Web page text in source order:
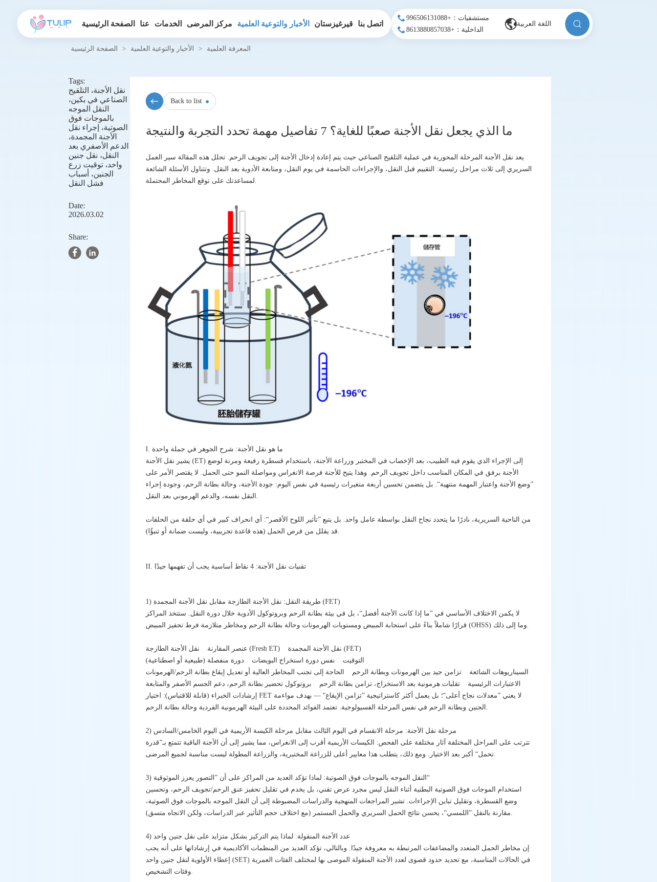
الصفحة الرئيسية عنا الخدمات مركز المرضى الأخبار والتوعية العلمية قيرغيزستان اتصل بنا
مستشفيات：+996506131088
الداخلية：+8613880857038
اللغة العربية
الصفحة الرئيسية > الأخبار والتوعية العلمية > المعرفة العلمية
Tags:
نقل الأجنة، التلقيح
الصناعي في بكين،
النقل الموجه
بالموجات فوق
الصوتية، إجراء نقل
الأجنة المجمدة،
الدعم الأصفري بعد
النقل، نقل جنين
واحد، توقيت زرع
الجنين، أسباب
فشل النقل
Date:
2026.03.02
Share:
Back to list
ما الذي يجعل نقل الأجنة صعبًا للغاية؟ 7 تفاصيل مهمة تحدد التجربة والنتيجة
يعد نقل الأجنة المرحلة المحورية في عملية التلقيح الصناعي حيث يتم إعادة إدخال الأجنة إلى تجويف الرحم. تحلل هذه المقالة سير العمل
السريري إلى ثلاث مراحل رئيسية: التقييم قبل النقل، والإجراءات الحاسمة في يوم النقل، ومتابعة الأدوية بعد النقل. وتتناول الأسئلة الشائعة
لمساعدتك على توقع المخاطر المحتملة.
I. ما هو نقل الأجنة: شرح الجوهر في جملة واحدة
يشير نقل الأجنة (ET) إلى الإجراء الذي يقوم فيه الطبيب، بعد الإخصاب في المختبر وزراعة الأجنة، باستخدام قسطرة رفيعة ومرنة لوضع
الأجنة برفق في المكان المناسب داخل تجويف الرحم. وهذا يتيح للأجنة فرصة الانغراس ومواصلة النمو حتى الحمل. لا يقتصر الأمر على
”وضع الأجنة واعتبار المهمة منتهية“. بل يتضمن تحسين أربعة متغيرات رئيسية في نفس اليوم: جودة الأجنة، وحالة بطانة الرحم، وجودة إجراء
من الناحية السريرية، نادرًا ما يتحدد نجاح النقل بواسطة عامل واحد. بل يتبع ”تأثير اللوح الأقصر“: أي انحراف كبير في أي حلقة من الحلقات
II. تقنيات نقل الأجنة: 4 نقاط أساسية يجب أن تفهمها جيدًا
1) طريقة النقل: نقل الأجنة الطازجة مقابل نقل الأجنة المجمدة (FET)
لا يكمن الاختلاف الأساسي في ”ما إذا كانت الأجنة أفضل“، بل في بيئة بطانة الرحم وبروتوكول الأدوية خلال دورة النقل. ستتخذ المراكز
عنصر المقارنة نقل الأجنة الطازجة (Fresh ET) نقل الأجنة المجمدة (FET)
التوقيت نفس دورة استخراج البويضات دورة منفصلة (طبيعية أو اصطناعية)
السيناريوهات الشائعة تزامن جيد بين الهرمونات وبطانة الرحم الحاجة إلى تجنب المخاطر العالية أو تعديل إيقاع بطانة الرحم/الهرمونات
الاعتبارات الرئيسية تقلبات هرمونية بعد الاستخراج، تزامن بطانة الرحم بروتوكول تحضير بطانة الرحم، دعم الجسم الأصفر والمتابعة
إرشادات الخبراء (قابلة للاقتباس): اختيار FET لا يعني ”معدلات نجاح أعلى“؛ بل يعمل أكثر كاستراتيجية ”تزامن الإيقاع“ — بهدف مواءمة
2) مرحلة نقل الأجنة: مرحلة الانقسام في اليوم الثالث مقابل مرحلة الكيسة الأريمية في اليوم الخامس/السادس
تترتب على المراحل المختلفة آثار مختلفة على الفحص: الكيسات الأريمية أقرب إلى الانغراس، مما يشير إلى أن الأجنة الباقية تتمتع بـ”قدرة
3) النقل الموجه بالموجات فوق الصوتية: لماذا تؤكد العديد من المراكز على أن ”التصور يعزز الموثوقية“
استخدام الموجات فوق الصوتية البطنية أثناء النقل ليس مجرد عرض تقني، بل يخدم في تقليل تحفيز عنق الرحم/تجويف الرحم، وتحسين
وضع القسطرة، وتقليل تباين الإجراءات. تشير المراجعات المنهجية والدراسات المضبوطة إلى أن النقل الموجه بالموجات فوق الصوتية،
4) عدد الأجنة المنقولة: لماذا يتم التركيز بشكل متزايد على نقل جنين واحد
إن مخاطر الحمل المتعدد والمضاعفات المرتبطة به معروفة جيدًا. وبالتالي، تؤكد العديد من المنظمات الأكاديمية في إرشاداتها على أنه يجب
إعطاء الأولوية لنقل جنين واحد (SET) في الحالات المناسبة، مع تحديد حدود قصوى لعدد الأجنة المنقولة الموصى بها لمختلف الفئات العمرية